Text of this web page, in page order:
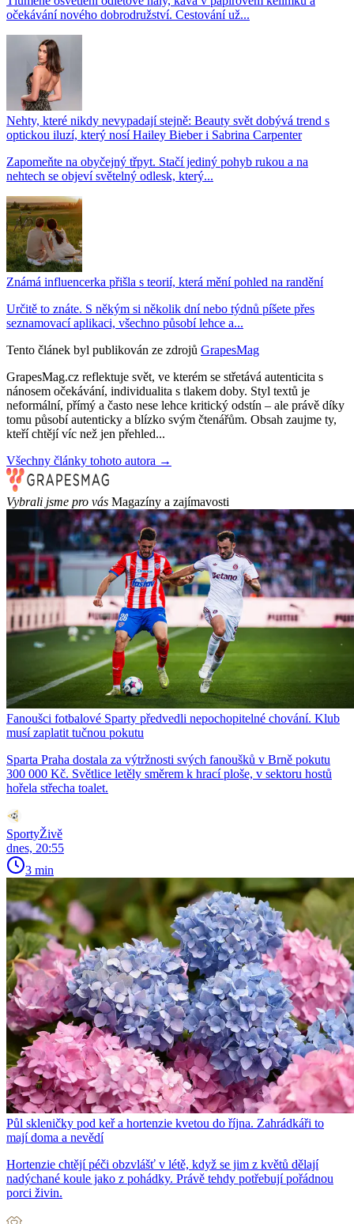
očekávání nového dobrodružství. Cestování už...
Nehty, které nikdy nevypadají stejně: Beauty svět dobývá trend s
optickou iluzí, který nosí Hailey Bieber i Sabrina Carpenter
Zapomeňte na obyčejný třpyt. Stačí jediný pohyb rukou a na
nehtech se objeví světelný odlesk, který...
Známá influencerka přišla s teorií, která mění pohled na randění
Určitě to znáte. S někým si několik dní nebo týdnů píšete přes
seznamovací aplikaci, všechno působí lehce a...
Tento článek byl publikován ze zdrojů GrapesMag
GrapesMag.cz reflektuje svět, ve kterém se střetává autenticita s
nánosem očekávání, individualita s tlakem doby. Styl textů je
neformální, přímý a často nese lehce kritický odstín – ale právě díky
tomu působí autenticky a blízko svým čtenářům. Obsah zaujme ty,
kteří chtějí víc než jen přehled...
Všechny články tohoto autora →
Vybrali jsme pro vás Magazíny a zajímavosti
Fanoušci fotbalové Sparty předvedli nepochopitelné chování. Klub
musí zaplatit tučnou pokutu
Sparta Praha dostala za výtržnosti svých fanoušků v Brně pokutu
300 000 Kč. Světlice letěly směrem k hrací ploše, v sektoru hostů
hořela střecha toalet.
SportyŽivě
dnes, 20:55
3 min
Půl skleničky pod keř a hortenzie kvetou do října. Zahrádkáři to
mají doma a nevědí
Hortenzie chtějí péči obzvlášť v létě, když se jim z květů dělají
nadýchané koule jako z pohádky. Právě tehdy potřebují pořádnou
porci živin.